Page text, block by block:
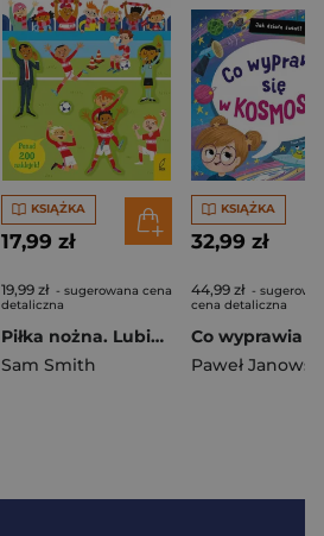
KSIĄŻKA
17,99 zł
19,99 zł - sugerowana cena
detaliczna
Piłka nożna. Lubię naklejać
Sam Smith
KSIĄŻKA
32,99 zł
44,99 zł -
cena detaliczna
Paweł